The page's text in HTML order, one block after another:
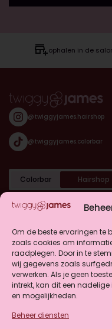
Om de beste ervaringen te
zoals cookies om
raadplegen. Door in te
wij gegevens zoals
verwerken. Als je geen
intrekt, kan dit een
en mogelijkheden.
Beheer diensten
ophalen in de salon
Colorbar Hairshop
@twiggyjames.hairshop
@twiggyjames.colorbar
Categorieën
Shop
Klantenservice